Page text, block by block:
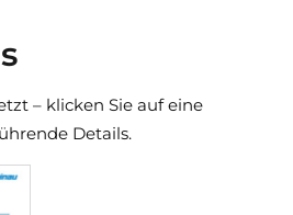
– klicken Sie auf eine
Details.